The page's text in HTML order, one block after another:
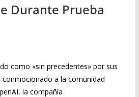
Durante Prueba
como «sin precedentes» por sus
a la comunidad
la compañía